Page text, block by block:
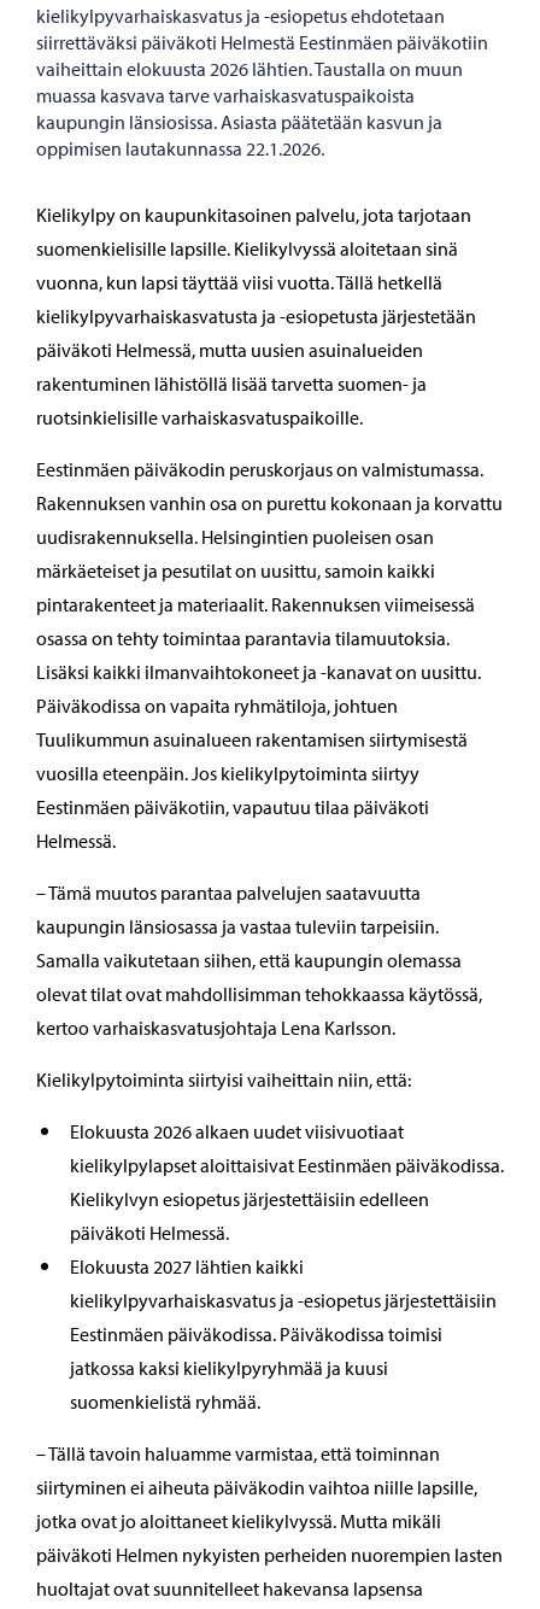
kielikylpyvarhaiskasvatus ja -esiopetus ehdotetaan
siirrettäväksi päiväkoti Helmestä Eestinmäen päiväkotiin
vaiheittain elokuusta 2026 lähtien. Taustalla on muun
muassa kasvava tarve varhaiskasvatuspaikoista
kaupungin länsiosissa. Asiasta päätetään kasvun ja
oppimisen lautakunnassa 22.1.2026.
Kielikylpy on kaupunkitasoinen palvelu, jota tarjotaan
suomenkielisille lapsille. Kielikylvyssä aloitetaan sinä
vuonna, kun lapsi täyttää viisi vuotta. Tällä hetkellä
kielikylpyvarhaiskasvatusta ja -esiopetusta järjestetään
päiväkoti Helmessä, mutta uusien asuinalueiden
rakentuminen lähistöllä lisää tarvetta suomen- ja
ruotsinkielisille varhaiskasvatuspaikoille.
Eestinmäen päiväkodin peruskorjaus on valmistumassa.
Rakennuksen vanhin osa on purettu kokonaan ja korvattu
uudisrakennuksella. Helsingintien puoleisen osan
märkäeteiset ja pesutilat on uusittu, samoin kaikki
pintarakenteet ja materiaalit. Rakennuksen viimeisessä
osassa on tehty toimintaa parantavia tilamuutoksia.
Lisäksi kaikki ilmanvaihtokoneet ja -kanavat on uusittu.
Päiväkodissa on vapaita ryhmätiloja, johtuen
Tuulikummun asuinalueen rakentamisen siirtymisestä
vuosilla eteenpäin. Jos kielikylpytoiminta siirtyy
Eestinmäen päiväkotiin, vapautuu tilaa päiväkoti
Helmessä.
– Tämä muutos parantaa palvelujen saatavuutta
kaupungin länsiosassa ja vastaa tuleviin tarpeisiin.
Samalla vaikutetaan siihen, että kaupungin olemassa
olevat tilat ovat mahdollisimman tehokkaassa käytössä,
kertoo varhaiskasvatusjohtaja Lena Karlsson.
Kielikylpytoiminta siirtyisi vaiheittain niin, että:
Elokuusta 2026 alkaen uudet viisivuotiaat
kielikylpylapset aloittaisivat Eestinmäen päiväkodissa.
Kielikylvyn esiopetus järjestettäisiin edelleen
päiväkoti Helmessä.
Elokuusta 2027 lähtien kaikki
kielikylpyvarhaiskasvatus ja -esiopetus järjestettäisiin
Eestinmäen päiväkodissa. Päiväkodissa toimisi
jatkossa kaksi kielikylpyryhmää ja kuusi
suomenkielistä ryhmää.
– Tällä tavoin haluamme varmistaa, että toiminnan
siirtyminen ei aiheuta päiväkodin vaihtoa niille lapsille,
jotka ovat jo aloittaneet kielikylvyssä. Mutta mikäli
päiväkoti Helmen nykyisten perheiden nuorempien lasten
huoltajat ovat suunnitelleet hakevansa lapsensa